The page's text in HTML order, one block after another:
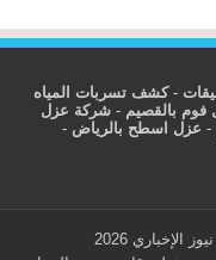
-كشف تسربات المياه
بالقصيم -شركة عزل
- عزل اسطح بالرياض -
2026